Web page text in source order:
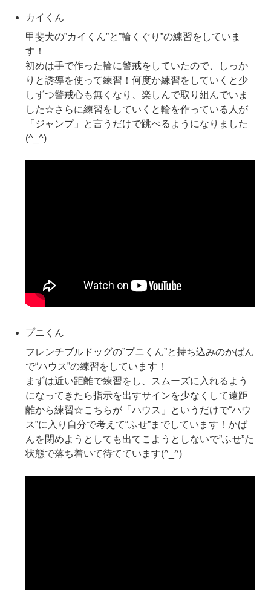
カイくん
甲斐犬の”カイくん”と”輪くぐり”の練習をしていま
す！
初めは手で作った輪に警戒をしていたので、しっか
りと誘導を使って練習！何度か練習をしていくと少
しずつ警戒心も無くなり、楽しんで取り組んでいま
した☆さらに練習をしていくと輪を作っている人が
「ジャンプ」と言うだけで跳べるようになりました
(^_^)
プニくん
フレンチブルドッグの”プニくん”と持ち込みのかばん
で“ハウス”の練習をしています！
まずは近い距離で練習をし、スムーズに入れるよう
になってきたら指示を出すサインを少なくして遠距
離から練習☆こちらが「ハウス」というだけで“ハウ
ス”に入り自分で考えて“ふせ”までしています！かば
んを閉めようとしても出てこようとしないで”ふせ”た
状態で落ち着いて待てています(^_^)